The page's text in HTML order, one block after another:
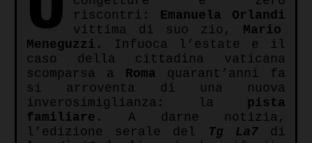
riscontri: Emanuela Orlandi
vittima di suo zio, Mario
Meneguzzi . Infuoca l’estate e il
caso della cittadina vaticana
scomparsa a Roma quarant’anni fa
si arroventa di una nuova
inverosimiglianza: la pista
familiare . A darne notizia,
l’edizione serale del
Tg La7di